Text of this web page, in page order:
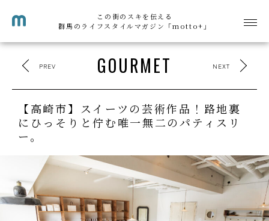
この街のスキを伝える
群馬のライフスタイルマガジン「motto+」
GOURMET
PREV NEXT
【高崎市】スイーツの芸術作品！路地裏
にひっそりと佇む唯一無二のパティスリ
ー。